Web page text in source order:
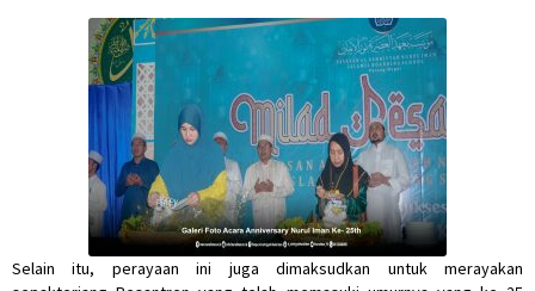
Selain itu, perayaan ini juga dimaksudkan untuk merayakan